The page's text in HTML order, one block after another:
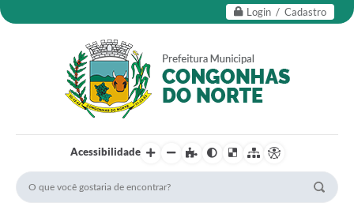
Login / Cadastro
Acessibilidade